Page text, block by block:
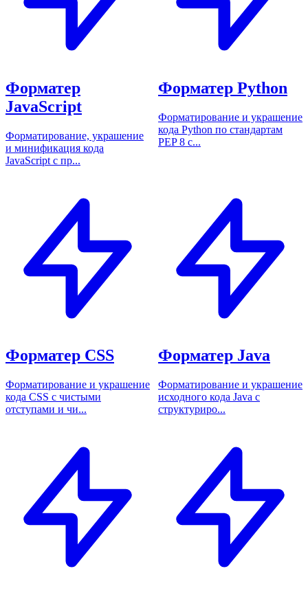
Форматер
JavaScript
Форматирование, украшение
и минификация кода
JavaScript с пр...
Форматер Python
Форматирование и украшение
кода Python по стандартам
PEP 8 с...
Форматер CSS
Форматирование и украшение
кода CSS с чистыми
отступами и чи...
Форматер Java
Форматирование и украшение
исходного кода Java с
структуриро...